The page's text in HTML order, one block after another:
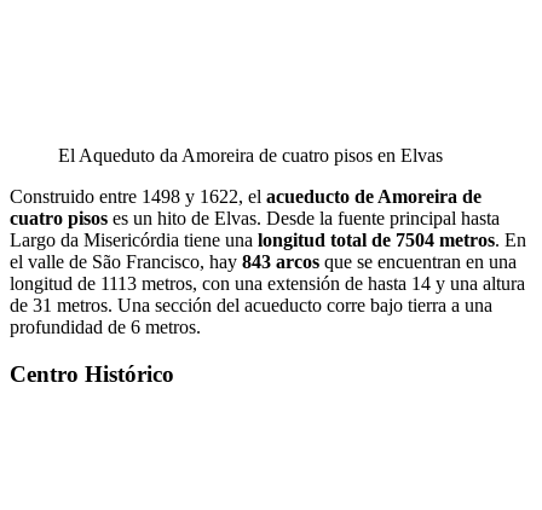
El Aqueduto da Amoreira de cuatro pisos en Elvas
Construido entre 1498 y 1622, el acueducto de Amoreira de
cuatro pisos es un hito de Elvas. Desde la fuente principal hasta
Largo da Misericórdia tiene una longitud total de 7504 metros. En
el valle de São Francisco, hay 843 arcos que se encuentran en una
longitud de 1113 metros, con una extensión de hasta 14 y una altura
de 31 metros. Una sección del acueducto corre bajo tierra a una
profundidad de 6 metros.
Centro Histórico